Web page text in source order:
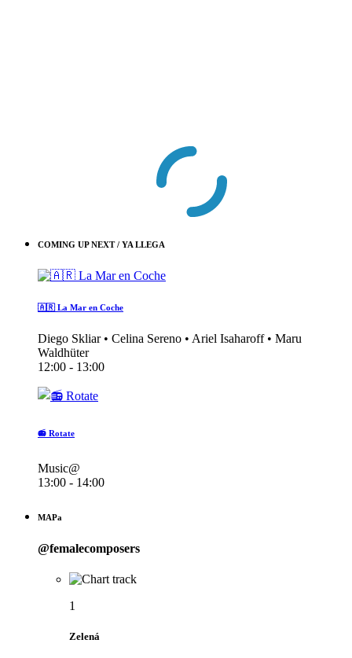
COMING UP NEXT / YA LLEGA
🇦🇷 La Mar en Coche
Diego Skliar • Celina Sereno • Ariel Isaharoff • Maru
Waldhüter
12:00 - 13:00
📻 Rotate
Music@
13:00 - 14:00
MAPa
@femalecomposers
1
Zelená